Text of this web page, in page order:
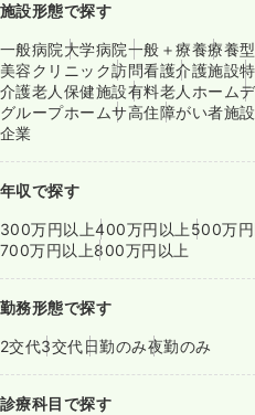
施設形態で探す
一般病院大学病院一般＋療養療養
美容クリニック訪問看護介護施設
介護老人保健施設有料老人ホーム
グループホームサ高住障がい者施設
企業
年収で探す
300万円以上400万円以上 500万円
700万円以上800万円以上
勤務形態で探す
2交代3交代日勤のみ夜勤のみ
診療科目で探す